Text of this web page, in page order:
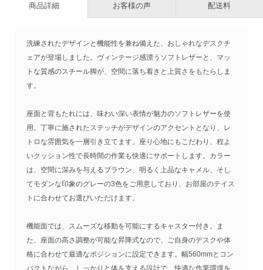
商品詳細 お客様の声 配送料
洗練されたデザインと機能性を兼ね備えた、おしゃれなデスクチ
ェアが登場しました。ヴィンテージ感漂うソフトレザーと、マッ
トな質感のスチール脚が、空間に落ち着きと上質さをもたらしま
す。
座面と背もたれには、味わい深い表情が魅力のソフトレザーを使
用。丁寧に施されたステッチがデザインのアクセントとなり、レ
トロな雰囲気を一層引き立てます。座り心地にもこだわり、程よ
いクッション性で長時間の作業も快適にサポートします。カラー
は、空間に深みを与えるブラウン、明るく上品なキャメル、そし
てモダンな印象のグレーの3色をご用意しており、お部屋のテイス
トに合わせてお選びいただけます。
機能面では、スムーズな移動を可能にするキャスター付き。ま
た、座面の高さ調整が可能な昇降式なので、ご自身のデスクや体
格に合わせて最適なポジションに設定できます。幅560mmとコン